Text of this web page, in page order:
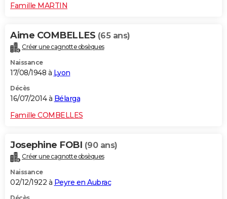
Famille MARTIN
Aime COMBELLES (65 ans)
Créer une cagnotte obsèques
Naissance
17/08/1948 à Lyon
Décès
16/07/2014 à Bélarga
Famille COMBELLES
Josephine FOBI (90 ans)
Créer une cagnotte obsèques
Naissance
02/12/1922 à Peyre en Aubrac
Décès